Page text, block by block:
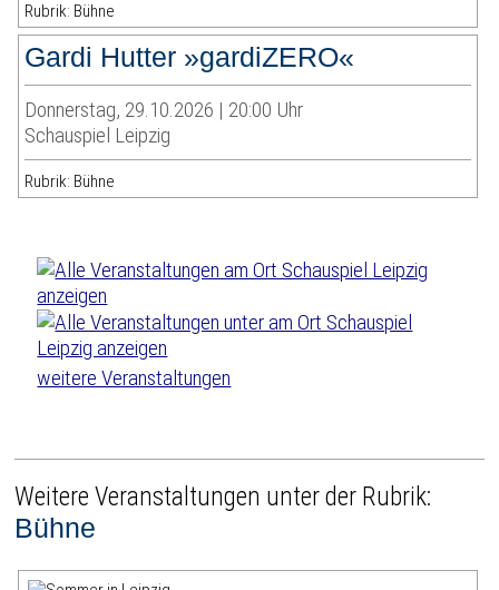
Rubrik: Bühne
Gardi Hutter »gardiZERO«
Donnerstag, 29.10.2026 | 20:00 Uhr
Schauspiel Leipzig
Rubrik: Bühne
weitere Veranstaltungen
Weitere Veranstaltungen unter der Rubrik:
Bühne